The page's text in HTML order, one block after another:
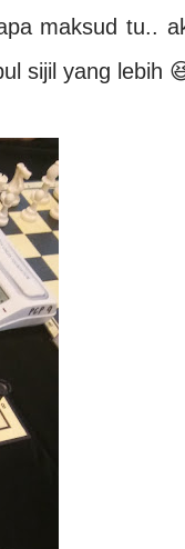
maksud tu..
sijil yang lebih